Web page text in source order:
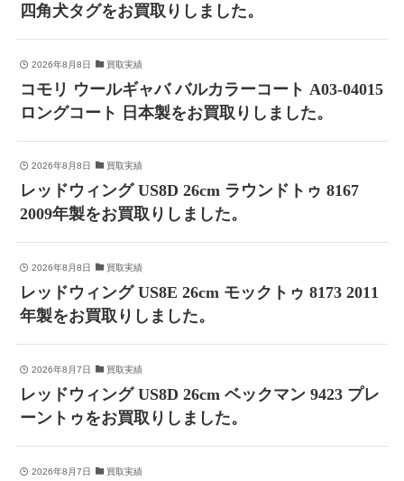
四角犬タグをお買取りしました。
2026年8月8日 買取実績
コモリ ウールギャバ バルカラーコート A03-04015
ロングコート 日本製をお買取りしました。
2026年8月8日 買取実績
レッドウィング US8D 26cm ラウンドトゥ 8167
2009年製をお買取りしました。
2026年8月8日 買取実績
レッドウィング US8E 26cm モックトゥ 8173 2011
年製をお買取りしました。
2026年8月7日 買取実績
レッドウィング US8D 26cm ベックマン 9423 プレ
ーントゥをお買取りしました。
2026年8月7日 買取実績